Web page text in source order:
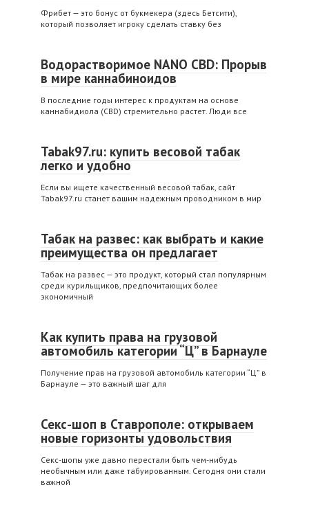
Фрибет — это бонус от букмекера (здесь Бетсити),
который позволяет игроку сделать ставку без
Водорастворимое NANO CBD: Прорыв
в мире каннабиноидов
В последние годы интерес к продуктам на основе
каннабидиола (CBD) стремительно растет. Люди все
Tabak97.ru: купить весовой табак
легко и удобно
Если вы ищете качественный весовой табак, сайт
Tabak97.ru станет вашим надежным проводником в мир
Табак на развес: как выбрать и какие
преимущества он предлагает
Табак на развес — это продукт, который стал популярным
среди курильщиков, предпочитающих более
экономичный
Как купить права на грузовой
автомобиль категории “Ц” в Барнауле
Получение прав на грузовой автомобиль категории “Ц” в
Барнауле — это важный шаг для
Секс-шоп в Ставрополе: открываем
новые горизонты удовольствия
Секс-шопы уже давно перестали быть чем-нибудь
необычным или даже табуированным. Сегодня они стали
важной